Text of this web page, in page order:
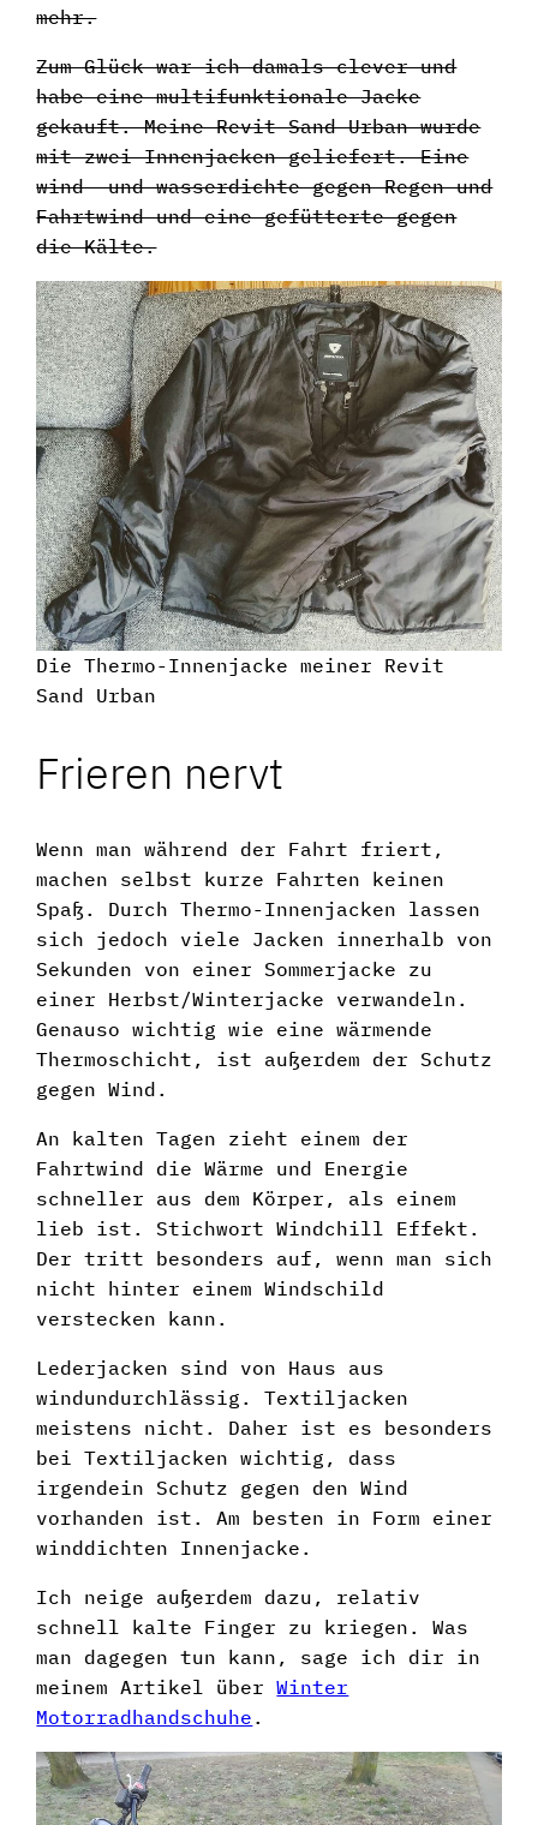
mehr.
Zum Glück war ich damals clever und
habe eine multifunktionale Jacke
gekauft. Meine Revit Sand Urban wurde
mit zwei Innenjacken geliefert. Eine
wind- und wasserdichte gegen Regen und
Fahrtwind und eine gefütterte gegen
die Kälte.
Die Thermo-Innenjacke meiner Revit
Sand Urban
Frieren nervt
Wenn man während der Fahrt friert,
machen selbst kurze Fahrten keinen
Spaß. Durch Thermo-Innenjacken lassen
sich jedoch viele Jacken innerhalb von
Sekunden von einer Sommerjacke zu
einer Herbst/Winterjacke verwandeln.
Genauso wichtig wie eine wärmende
Thermoschicht, ist außerdem der Schutz
gegen Wind.
An kalten Tagen zieht einem der
Fahrtwind die Wärme und Energie
schneller aus dem Körper, als einem
lieb ist. Stichwort Windchill Effekt.
Der tritt besonders auf, wenn man sich
nicht hinter einem Windschild
verstecken kann.
Lederjacken sind von Haus aus
windundurchlässig. Textiljacken
meistens nicht. Daher ist es besonders
bei Textiljacken wichtig, dass
irgendein Schutz gegen den Wind
vorhanden ist. Am besten in Form einer
winddichten Innenjacke.
Ich neige außerdem dazu, relativ
schnell kalte Finger zu kriegen. Was
man dagegen tun kann, sage ich dir in
meinem Artikel überWinter
Motorradhandschuhe .